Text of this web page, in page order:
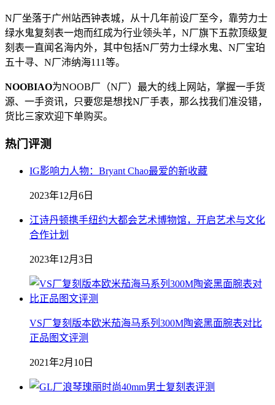
N厂坐落于广州站西钟表城，从十几年前设厂至今，靠劳力士
绿水鬼复刻表一炮而红成为行业领头羊，N厂旗下五款顶级复
刻表一直闻名海内外，其中包括N厂劳力士绿水鬼、N厂宝珀
五十寻、N厂沛纳海111等。
NOOBIAO为NOOB厂（N厂）最大的线上网站，掌握一手货
源、一手资讯，只要您是想找N厂手表，那么找我们准没错，
货比三家欢迎下单购买。
热门评测
IG影响力人物：Bryant Chao最爱的新收藏
2023年12月6日
江诗丹顿携手纽约大都会艺术博物馆，开启艺术与文化
合作计划
2023年12月3日
VS厂复刻版本欧米茄海马系列300M陶瓷黑面腕表对比
正品图文评测
2021年2月10日